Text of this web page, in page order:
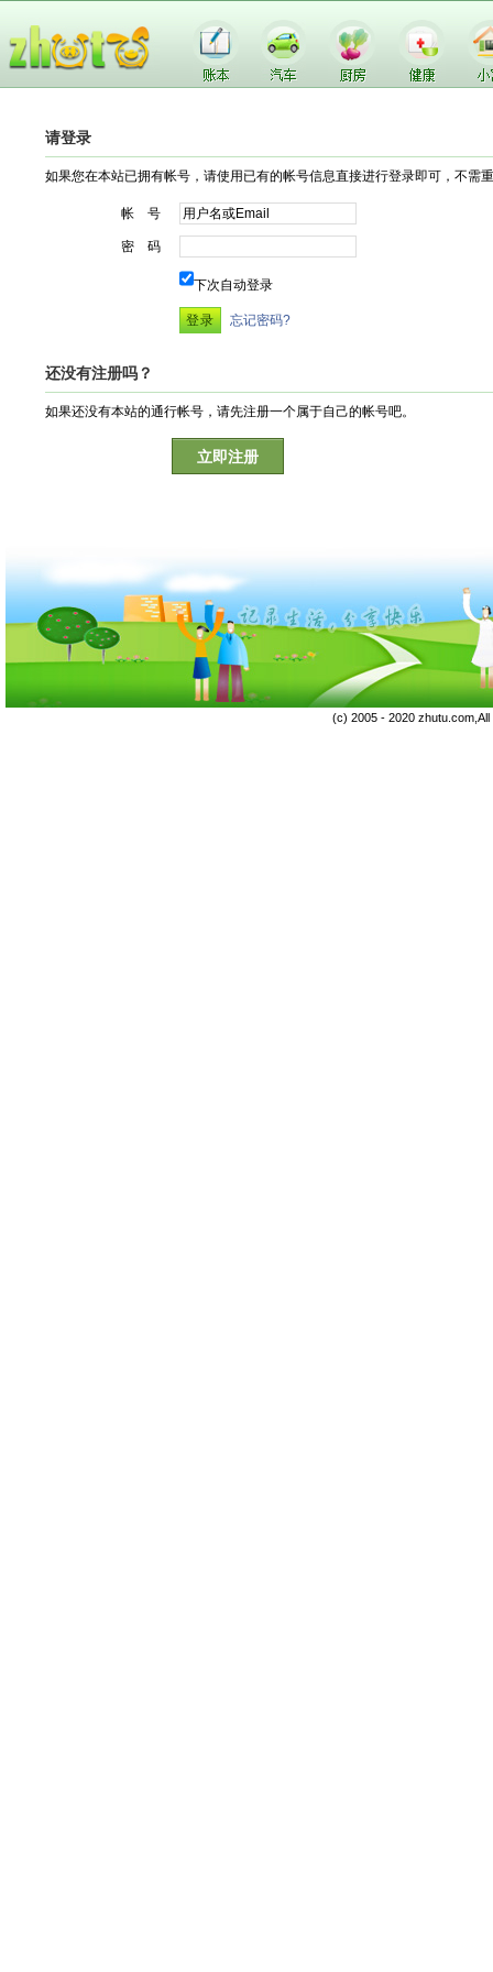
请登录
如果您在本站已拥有帐号，请使用已有的帐号信息直接进行登录即可，不需
帐 号
密 码
下次自动登录
忘记密码?
还没有注册吗？
如果还没有本站的通行帐号，请先注册一个属于自己的帐号吧。
立即注册
(c) 2005 - 2020